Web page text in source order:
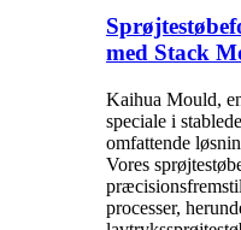
med Stack
Kaihua Mould,
speciale i
omfattende
Vores
processer,